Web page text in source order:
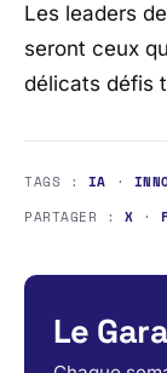
Les leaders
seront ceux
délicats défis
TAGS : IA ·
PARTAGER :X ·
Le